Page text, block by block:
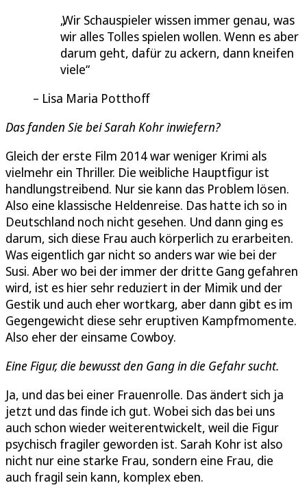
Wir Schauspieler wissen immer genau, was
wir alles Tolles spielen wollen. Wenn es aber
darum geht, dafür zu ackern, dann kneifen
viele
Lisa Maria Potthoff
Das fanden Sie bei Sarah Kohr inwiefern?
Gleich der erste Film 2014 war weniger Krimi als
vielmehr ein Thriller. Die weibliche Hauptfigur ist
handlungstreibend. Nur sie kann das Problem lösen.
Also eine klassische Heldenreise. Das hatte ich so in
Deutschland noch nicht gesehen. Und dann ging es
darum, sich diese Frau auch körperlich zu erarbeiten.
Was eigentlich gar nicht so anders war wie bei der
Susi. Aber wo bei der immer der dritte Gang gefahren
wird, ist es hier sehr reduziert in der Mimik und der
Gestik und auch eher wortkarg, aber dann gibt es im
Gegengewicht diese sehr eruptiven Kampfmomente.
Also eher der einsame Cowboy.
Eine Figur, die bewusst den Gang in die Gefahr sucht.
Ja, und das bei einer Frauenrolle. Das ändert sich ja
jetzt und das finde ich gut. Wobei sich das bei uns
auch schon wieder weiterentwickelt, weil die Figur
psychisch fragiler geworden ist. Sarah Kohr ist also
nicht nur eine starke Frau, sondern eine Frau, die
auch fragil sein kann, komplex eben.